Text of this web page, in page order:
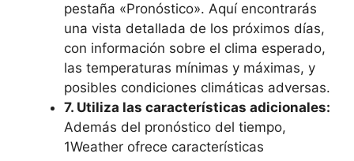
pestaña «Pronóstico». Aquí encontrarás
una vista detallada de los próximos días,
con información sobre el clima esperado,
las temperaturas mínimas y máximas, y
posibles condiciones climáticas adversas.
7. Utiliza las características adicionales:
Además del pronóstico del tiempo,
1Weather ofrece características